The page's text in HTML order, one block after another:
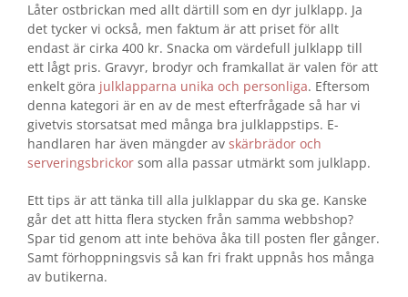
Låter ostbrickan med allt därtill som en dyr julklapp. Ja
det tycker vi också, men faktum är att priset för allt
endast är cirka 400 kr. Snacka om värdefull julklapp till
ett lågt pris. Gravyr, brodyr och framkallat är valen för att
enkelt göra julklapparna unika och personliga. Eftersom
denna kategori är en av de mest efterfrågade så har vi
givetvis storsatsat med många bra julklappstips. E-
handlaren har även mängder av skärbrädor och
serveringsbrickor som alla passar utmärkt som julklapp.
Ett tips är att tänka till alla julklappar du ska ge. Kanske
går det att hitta flera stycken från samma webbshop?
Spar tid genom att inte behöva åka till posten fler gånger.
Samt förhoppningsvis så kan fri frakt uppnås hos många
av butikerna.